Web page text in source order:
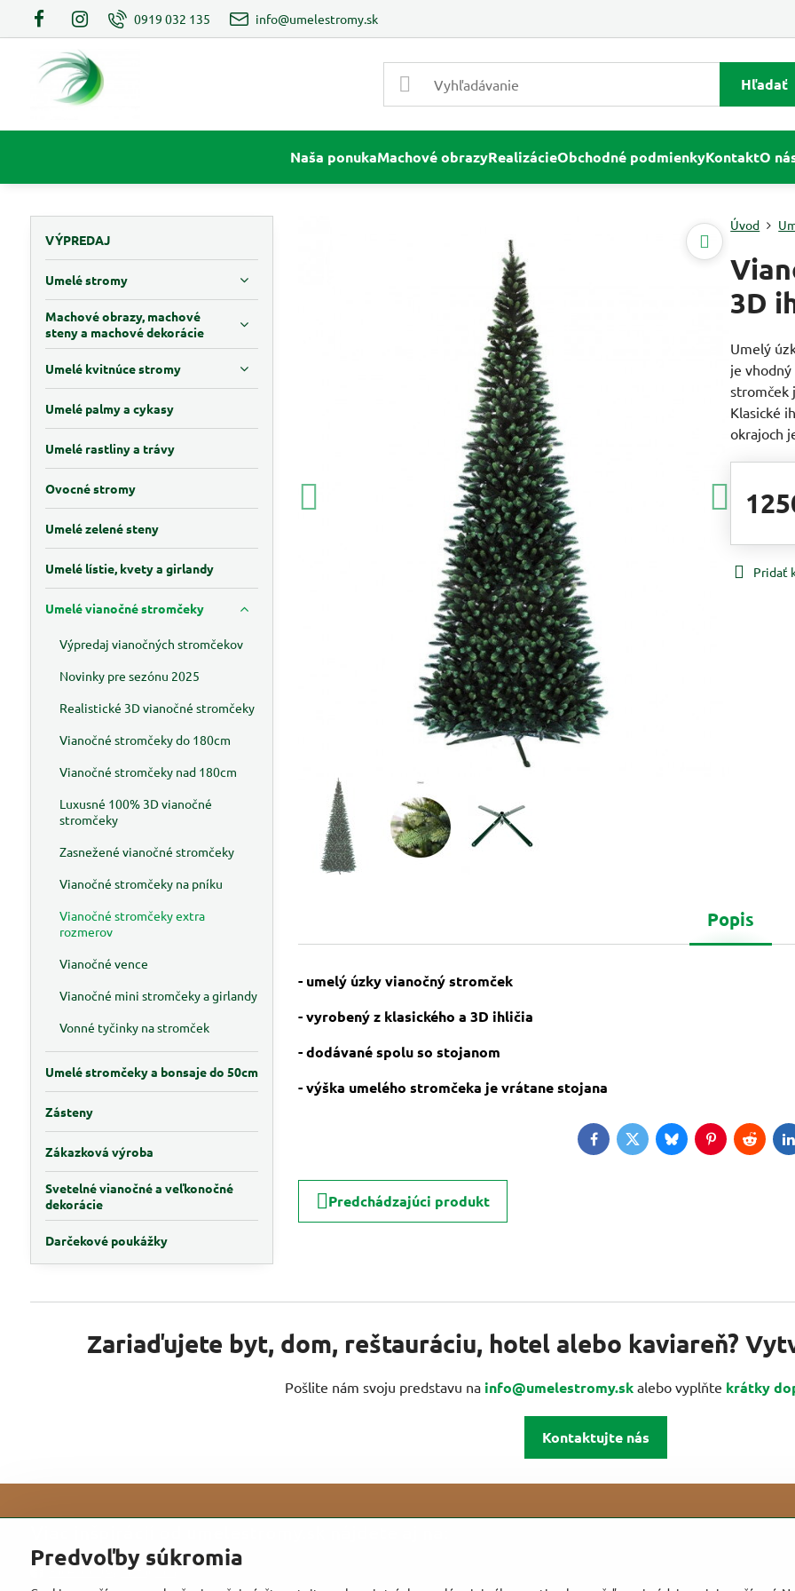
0919 032 135 info@umelestromy.sk
Hľadať
Naša ponukaMachové obrazyRealizácieObchodné podmienkyKontaktO
Úvod
3D
Umelý
je
stromček
Klasické
okrajoch
Pridať
Popis
- umelý úzky vianočný stromček
- vyrobený z klasického a 3D ihličia
- dodávané spolu so stojanom
- výška umelého stromčeka je vrátane stojana
FacebookTwitterBlueskyPinterestReddit
Predchádzajúci produkt
VÝPREDAJ
Umelé stromy
Machové obrazy, machové
steny a machové dekorácie
Umelé kvitnúce stromy
Umelé palmy a cykasy
Umelé rastliny a trávy
Ovocné stromy
Umelé zelené steny
Umelé lístie, kvety a girlandy
Umelé vianočné stromčeky
Výpredaj vianočných stromčekov
Novinky pre sezónu 2025
Realistické 3D vianočné stromčeky
Vianočné stromčeky do 180cm
Vianočné stromčeky nad 180cm
Luxusné 100% 3D vianočné
stromčeky
Zasnežené vianočné stromčeky
Vianočné stromčeky na pníku
Vianočné stromčeky extra
rozmerov
Vianočné vence
Vianočné mini stromčeky a girlandy
Vonné tyčinky na stromček
Umelé stromčeky a bonsaje do 50cm
Zásteny
Zákazková výroba
Svetelné vianočné a veľkonočné
dekorácie
Darčekové poukážky
Zariaďujete byt, dom, reštauráciu, hotel alebo kaviareň?
Pošlite nám svoju predstavu na info@umelestromy.sk alebo vyplňte krátky
Kontaktujte nás
Facebook Instagram
Predvoľby súkromia